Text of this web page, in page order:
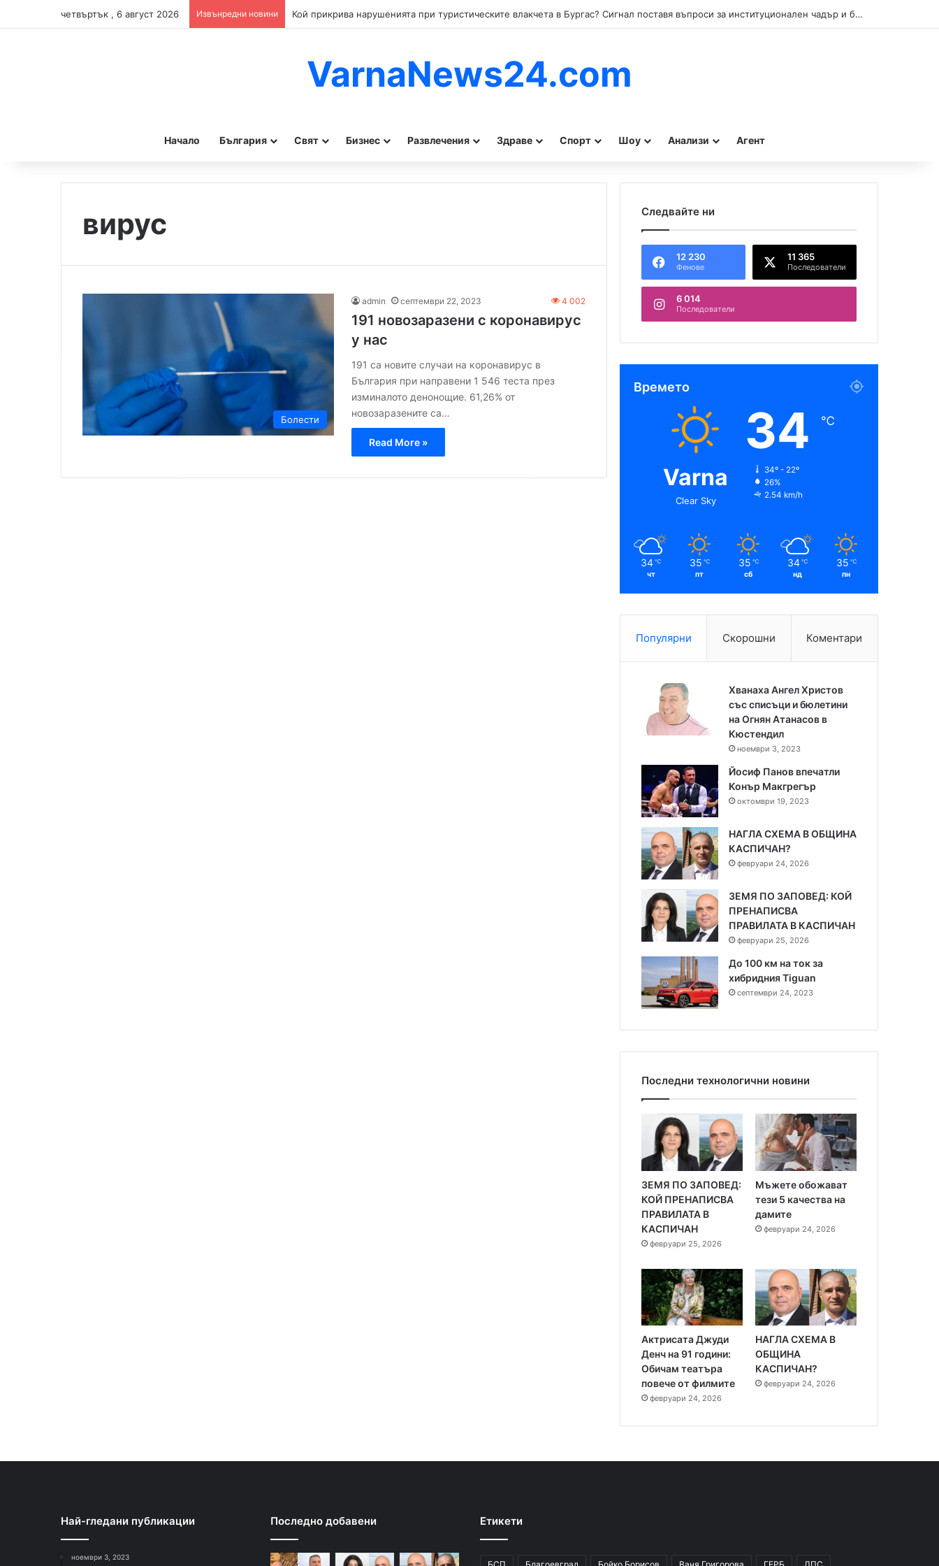
четвъртък , 6 август 2026 Извънредни новини Кой прикрива нарушенията при туристическите влакчета в Бургас? Сигнал поставя въпроси за институционален чадър и бездействие на контролните органи.
VarnaNews24.com
Начало България Свят Бизнес Развлечения Здраве Спорт Шоу Анализи Агент
вирус
Болести
admin септември 22, 2023 4 002
191 новозаразени с коронавирус
у нас
191 са новите случаи на коронавирус в
България при направени 1 546 теста през
изминалото денонощие. 61,26% от
новозаразените са…
Read More »
Следвайте ни
12 230
Фенове
11 365
Последователи
6 014
Последователи
Времето
Varna
Clear Sky
34 ℃
34º - 22º
26%
2.54 km/h
34 ℃
чт
35 ℃
пт
35 ℃
сб
34 ℃
нд
35 ℃
пн
Популярни Скорошни Коментари
Хванаха Ангел Христов
със списъци и бюлетини
на Огнян Атанасов в
Кюстендил
ноември 3, 2023
Йосиф Панов впечатли
Конър Макгрегър
октомври 19, 2023
НАГЛА СХЕМА В ОБЩИНА
КАСПИЧАН?
февруари 24, 2026
ЗЕМЯ ПО ЗАПОВЕД: КОЙ
ПРЕНАПИСВА
ПРАВИЛАТА В КАСПИЧАН
февруари 25, 2026
До 100 км на ток за
хибридния Tiguan
септември 24, 2023
Последни технологични новини
ЗЕМЯ ПО ЗАПОВЕД:
КОЙ ПРЕНАПИСВА
ПРАВИЛАТА В
КАСПИЧАН
февруари 25, 2026
Мъжете обожават
тези 5 качества на
дамите
февруари 24, 2026
Актрисата Джуди
Денч на 91 години:
Обичам театъра
повече от филмите
февруари 24, 2026
НАГЛА СХЕМА В
ОБЩИНА
КАСПИЧАН?
февруари 24, 2026
Най-гледани публикации
ноември 3, 2023
Последно добавени Етикети